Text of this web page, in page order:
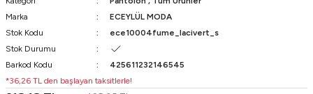
Marka
ECEYLÜL MODA
Stok Kodu
ece10004fume_lacivert_s
Stok Durumu
Barkod Kodu
425611232146545
*36,26 TL den başlayan taksitlerle!